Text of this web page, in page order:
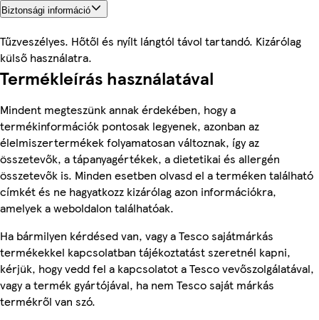
Biztonsági információ
Tűzveszélyes. Hőtől és nyílt lángtól távol tartandó. Kizárólag
külső használatra.
Termékleírás használatával
Mindent megteszünk annak érdekében, hogy a
termékinformációk pontosak legyenek, azonban az
élelmiszertermékek folyamatosan változnak, így az
összetevők, a tápanyagértékek, a dietetikai és allergén
összetevők is. Minden esetben olvasd el a terméken található
címkét és ne hagyatkozz kizárólag azon információkra,
amelyek a weboldalon találhatóak.
Ha bármilyen kérdésed van, vagy a Tesco sajátmárkás
termékekkel kapcsolatban tájékoztatást szeretnél kapni,
kérjük, hogy vedd fel a kapcsolatot a Tesco vevőszolgálatával,
vagy a termék gyártójával, ha nem Tesco saját márkás
termékről van szó.